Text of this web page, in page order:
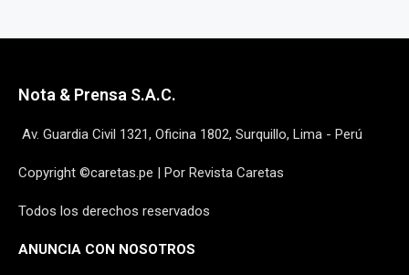
Nota & Prensa S.A.C.
Av. Guardia Civil 1321, Oficina 1802, Surquillo, Lima - Perú
Copyright ©caretas.pe | Por Revista Caretas
Todos los derechos reservados
ANUNCIA CON NOSOTROS